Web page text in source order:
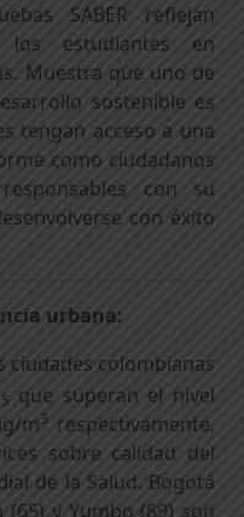
SABER reflejan
los estudiantes en
Muestra que uno de
sostenible es
tengan acceso a una
como ciudadanos
con su
con éxito
urbana:
ciudades colombianas
5 que superan el nivel
m3 respectivamente,
sobre calidad del
de la Salud. Bogotá
(65) y Yumbo (89) son